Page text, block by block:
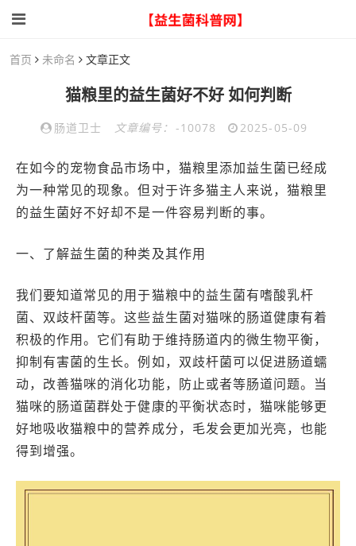
首页 未命名 文章正文
猫粮里的益生菌好不好 如何判断
肠道卫士 文章编号： -10078 2025-05-09
在如今的宠物食品市场中，猫粮里添加益生菌已经成
为一种常见的现象。但对于许多猫主人来说，猫粮里
的益生菌好不好却不是一件容易判断的事。
一、了解益生菌的种类及其作用
我们要知道常见的用于猫粮中的益生菌有嗜酸乳杆
菌、双歧杆菌等。这些益生菌对猫咪的肠道健康有着
积极的作用。它们有助于维持肠道内的微生物平衡，
抑制有害菌的生长。例如，双歧杆菌可以促进肠道蠕
动，改善猫咪的消化功能，防止或者等肠道问题。当
猫咪的肠道菌群处于健康的平衡状态时，猫咪能够更
好地吸收猫粮中的营养成分，毛发会更加光亮，也能
得到增强。